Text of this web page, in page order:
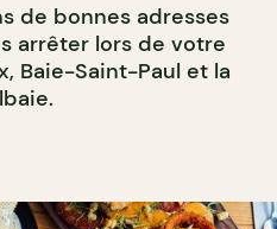
de bonnes adresses
arrêter lors de votre
Baie-Saint-Paul et la